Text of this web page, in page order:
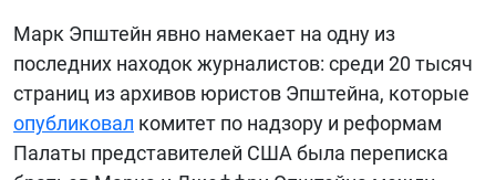
Марк Эпштейн явно намекает на одну из
последних находок журналистов: среди 20 тысяч
страниц из архивов юристов Эпштейна, которые
опубликовал комитет по надзору и реформам
Палаты представителей США была переписка